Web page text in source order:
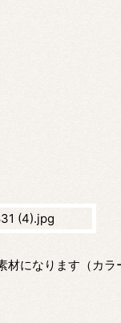
になります（カラ